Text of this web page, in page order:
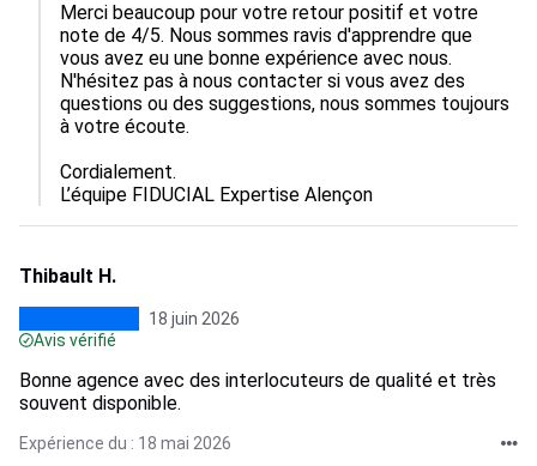
Merci beaucoup pour votre retour positif et votre
note de 4/5. Nous sommes ravis d'apprendre que
vous avez eu une bonne expérience avec nous.
N'hésitez pas à nous contacter si vous avez des
questions ou des suggestions, nous sommes toujours
à votre écoute.
Cordialement.
L’équipe FIDUCIAL Expertise Alençon
Thibault H.
18 juin 2026
Avis vérifié
Bonne agence avec des interlocuteurs de qualité et très
souvent disponible.
Expérience du : 18 mai 2026